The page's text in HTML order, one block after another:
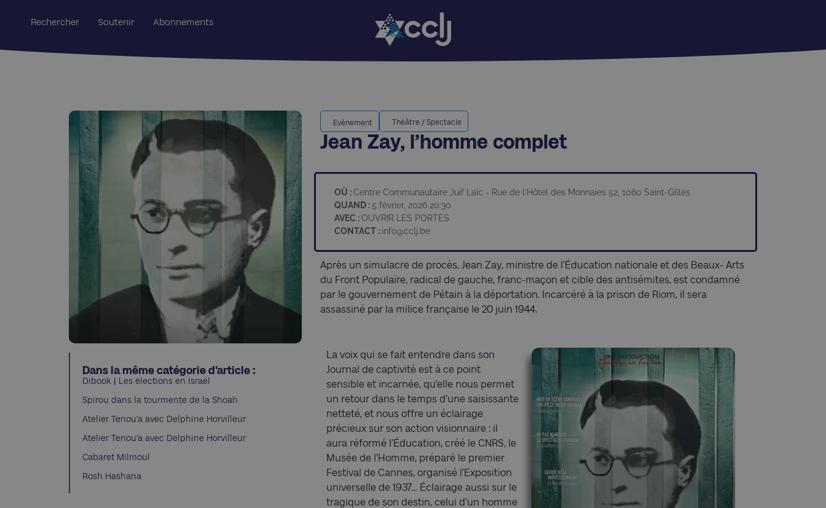
Rechercher Soutenir Abonnements
Dans la même catégorie d'article :
Dibook | Les élections en Israël
Spirou dans la tourmente de la Shoah
Atelier Tenou’a avec Delphine Horvilleur
Atelier Tenou’a avec Delphine Horvilleur
Cabaret Milmoul
Rosh Hashana
Evènement Théâtre / Spectacle
Jean Zay, l’homme complet
OÙ :Centre Communautaire Juif Laïc - Rue de l'Hôtel des Monnaies 52, 1060 Saint-Gilles
QUAND : 5 février, 2026 20:30
AVEC :OUVRIR LES PORTES
CONTACT : info@cclj.be
Après un simulacre de procès, Jean Zay, ministre de l’Éducation nationale et des Beaux- Arts
du Front Populaire, radical de gauche, franc-maçon et cible des antisémites, est condamné
par le gouvernement de Pétain à la déportation. Incarcéré à la prison de Riom, il sera
assassiné par la milice française le 20 juin 1944.
La voix qui se fait entendre dans son
Journal de captivité est à ce point
sensible et incarnée, qu’elle nous permet
un retour dans le temps d’une saisissante
netteté, et nous offre un éclairage
précieux sur son action visionnaire : il
aura réformé l’Éducation, créé le CNRS, le
Musée de l’Homme, préparé le premier
Festival de Cannes, organisé l’Exposition
universelle de 1937… Éclairage aussi sur le
tragique de son destin, celui d’un homme